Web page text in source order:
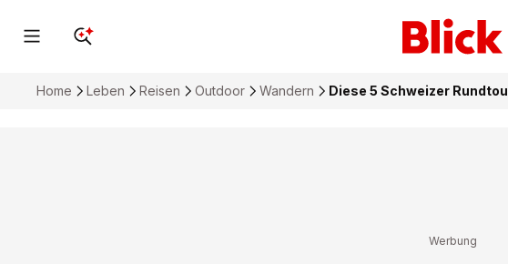
Home Leben Reisen Outdoor Wandern Diese 5 Schweizer